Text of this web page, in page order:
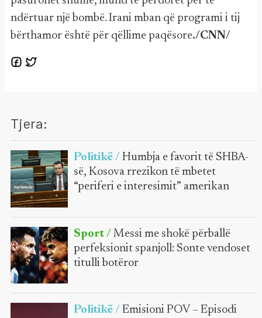
ndërtuar një bombë. Irani mban që programi i tij
bërthamor është për qëllime paqësore./CNN/
Tjera:
Politikë / Humbja e favorit të SHBA-
së, Kosova rrezikon të mbetet
“periferi e interesimit” amerikan
Sport / Messi me shokë përballë
perfeksionit spanjoll: Sonte vendoset
titulli botëror
Politikë / Emisioni POV – Episodi